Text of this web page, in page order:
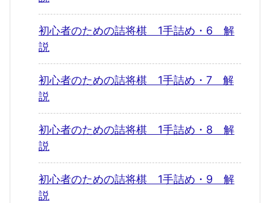
初心者のための詰将棋 1手詰め・6 解
説
初心者のための詰将棋 1手詰め・7 解
説
初心者のための詰将棋 1手詰め・8 解
説
初心者のための詰将棋 1手詰め・9 解
説